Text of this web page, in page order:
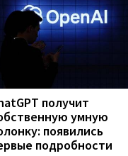
получит
умную
появились
подробности